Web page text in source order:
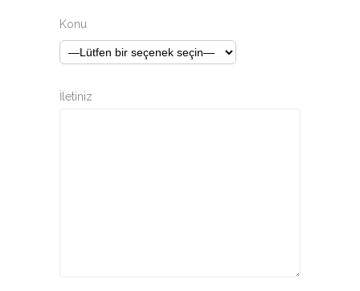
Konu
İletiniz